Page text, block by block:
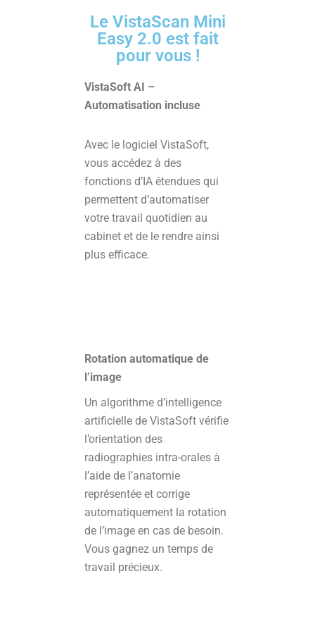
Le VistaScan Mini
Easy 2.0 est fait
pour vous !
VistaSoft AI –
Automatisation incluse
Avec le logiciel VistaSoft,
vous accédez à des
fonctions d’IA étendues qui
permettent d’automatiser
votre travail quotidien au
cabinet et de le rendre ainsi
plus efficace.
Rotation automatique de
l’image
Un algorithme d’intelligence
artificielle de VistaSoft vérifie
l’orientation des
radiographies intra-orales à
l’aide de l’anatomie
représentée et corrige
automatiquement la rotation
de l’image en cas de besoin.
Vous gagnez un temps de
travail précieux.